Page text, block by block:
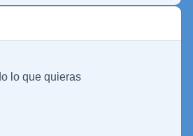
lo que quieras